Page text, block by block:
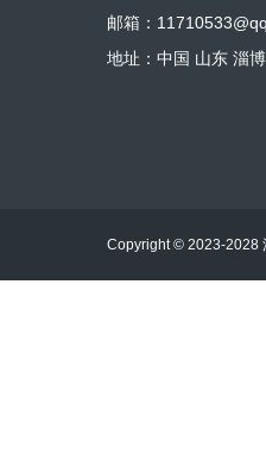
邮箱：
地址：中国 山东 淄
Copyright © 2023-2028